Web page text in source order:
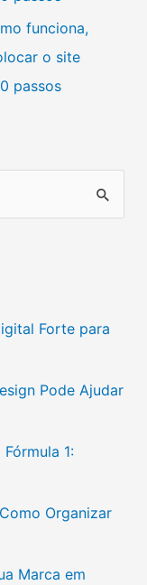
funciona,
o site
passos
Forte para
Pode Ajudar
1:
Organizar
Marca em